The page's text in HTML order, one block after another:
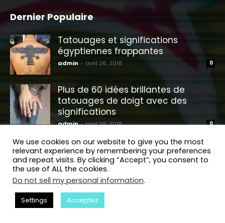
Dernier Populaire
Tatouages ​​et significations
égyptiennes frappantes
admin - avril 26, 2018 0
Plus de 60 idées brillantes de
tatouages ​​de doigt avec des
significations
admin - avril 26, 2018 0
55 IDÉES DE TATOUAGE FAMILIAL
admin - mai 6, 2018 0
Ankh Tattoo Designs – Signification
du symbole de la croix égyptienne
We use cookies on our website to give you the most
relevant experience by remembering your preferences
and repeat visits. By clicking “Accept”, you consent to
the use of ALL the cookies.
Do not sell my personal information.
Settings Acceptez